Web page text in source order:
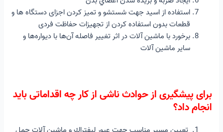
استفاده از اسید جهت شستشو و تمیز کردن اجزای دستگاه ها و
قطعات بدون استفاده کردن از تجهیزات حفاظت فردی
برخورد با ماشین آلات در اثر تغییر فاصله آن‌ها با دیواره‌ها و
سایر ماشین آلات
برای پیشگیری از حوادث ناشی از کار چه اقداماتی باید
انجام داد؟